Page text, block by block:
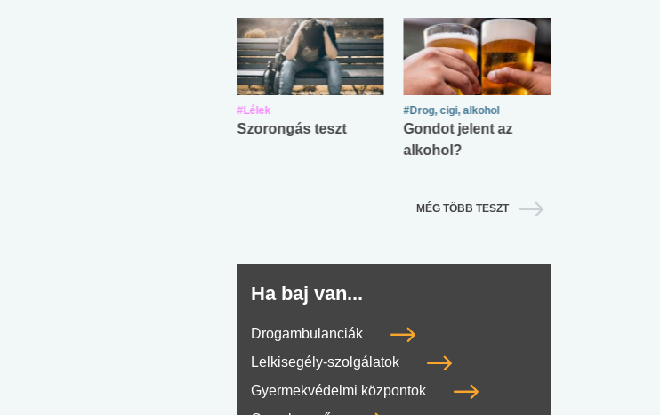
#Lélek
Szorongás teszt
#Drog, cigi, alkohol
Gondot jelent az
alkohol?
MÉG TÖBB TESZT
Ha baj van...
Drogambulanciák
Lelkisegély-szolgálatok
Gyermekvédelmi központok